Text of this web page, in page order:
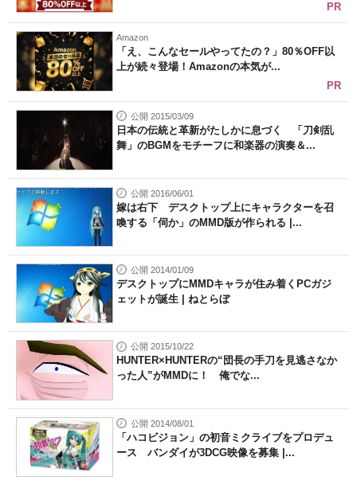
PR
Amazon
「え、こんなセールやってたの？」80％OFF以
上が続々登場！Amazonの本気が...
PR
公開 2015/03/09
日本の伝統と革新がたしかに息づく 「刀剣乱
舞」のBGMをモチーフに和楽器の演奏＆...
公開 2016/06/01
嫁は右下 デスクトップ上にキャラクターを召
喚する「伺か」のMMD版が作られる |...
公開 2014/01/09
デスクトップにMMDキャラが住み着くPCガジ
ェットが誕生 | ねとらぼ
公開 2015/10/22
HUNTER×HUNTERの“団長の手刀を見逃さなか
った人”がMMDに！ 俺でな...
公開 2014/08/01
「ハコビジョン」の初音ミクライブをプロデュ
ース バンダイが3DCG映像を募集 |...